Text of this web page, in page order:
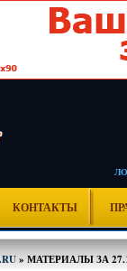
КОНТАКТЫ
» МАТЕРИАЛЫ ЗА